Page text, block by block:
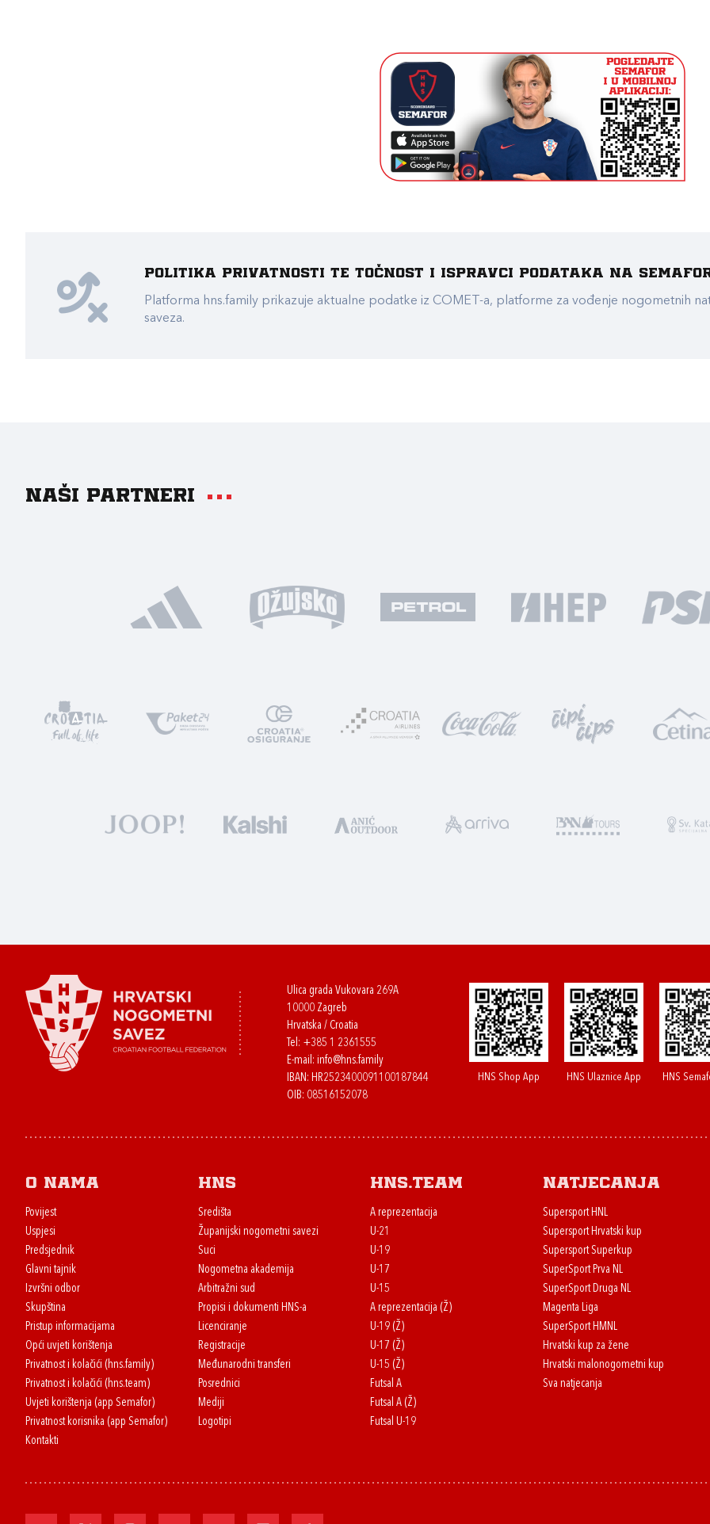
Politika privatnosti te točnost i ispravci podataka na
Platforma hns.family prikazuje aktualne podatke iz COMET-a, platforme za vođenje nogometnih
saveza.
Naši partneri
Ulica grada Vukovara 269A
10000 Zagreb
Hrvatska / Croatia
Tel: +385 1 2361555
E-mail: info@hns.family
IBAN: HR2523400091100187844
OIB: 08516152078
HNS Shop App HNS Ulaznice App HNS
O nama
Povijest
Uspjesi
Predsjednik
Glavni tajnik
Izvršni odbor
Skupština
Pristup informacijama
Opći uvjeti korištenja
Privatnost i kolačići (hns.family)
Privatnost i kolačići (hns.team)
Uvjeti korištenja (app Semafor)
Privatnost korisnika (app Semafor)
Kontakti
HNS
Središta
Županijski nogometni savezi
Suci
Nogometna akademija
Arbitražni sud
Propisi i dokumenti HNS-a
Licenciranje
Registracije
Međunarodni transferi
Posrednici
Mediji
Logotipi
HNS.team
A reprezentacija
U-21
U-19
U-17
U-15
A reprezentacija (Ž)
U-19 (Ž)
U-17 (Ž)
U-15 (Ž)
Futsal A
Futsal A (Ž)
Futsal U-19
Natjecanja
Supersport HNL
Supersport Hrvatski kup
Supersport Superkup
SuperSport Prva NL
SuperSport Druga NL
Magenta Liga
SuperSport HMNL
Hrvatski kup za žene
Hrvatski malonogometni kup
Sva natjecanja